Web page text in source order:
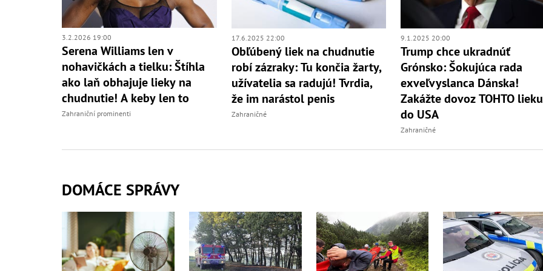
3.2.2026 19:00
Serena Williams len v
nohavičkách a tielku: Štíhla
ako laň obhajuje lieky na
chudnutie! A keby len to
Zahraniční prominenti
17.6.2025 22:00
Obľúbený liek na chudnutie
robí zázraky: Tu končia žarty,
užívatelia sa radujú! Tvrdia,
že im narástol penis
Zahraničné
9.1.2025 20:00
Trump chce ukradnúť
Grónsko: Šokujúca rada
exveľvyslanca Dánska!
Zakážte dovoz TOHTO lieku
do USA
Zahraničné
DOMÁCE SPRÁVY